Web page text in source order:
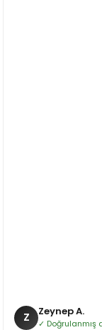
Z Zeynep A.
✓ Doğrulanmış